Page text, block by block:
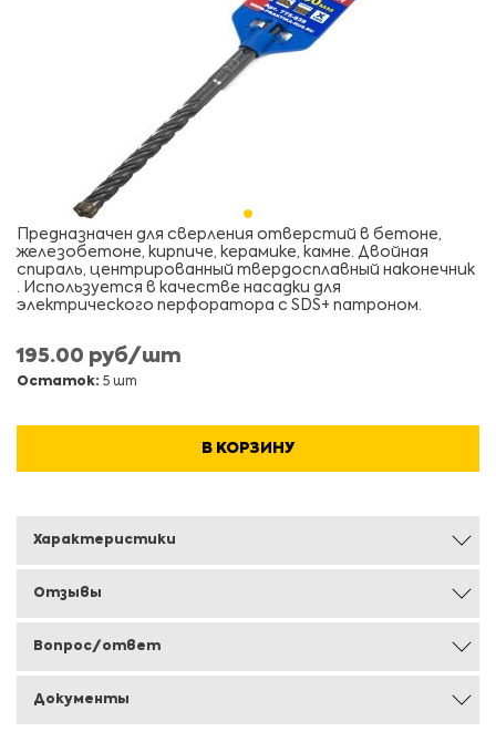
Предназначен для сверления отверстий в бетоне,
железобетоне, кирпиче, керамике, камне. Двойная
спираль, центрированный твердосплавный наконечник
. Используется в качестве насадки для
электрического перфоратора с SDS+ патроном.
195.00 руб/шт
Остаток: 5 шт
В КОРЗИНУ
Характеристики
Отзывы
Вопрос/ответ
Документы